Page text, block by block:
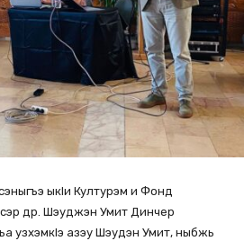
ыкlи Културэм и Фонд
др. Шэуджэн Умит Динчер
узхэмкlэ азэу Шэудэн Умит, ныбжь